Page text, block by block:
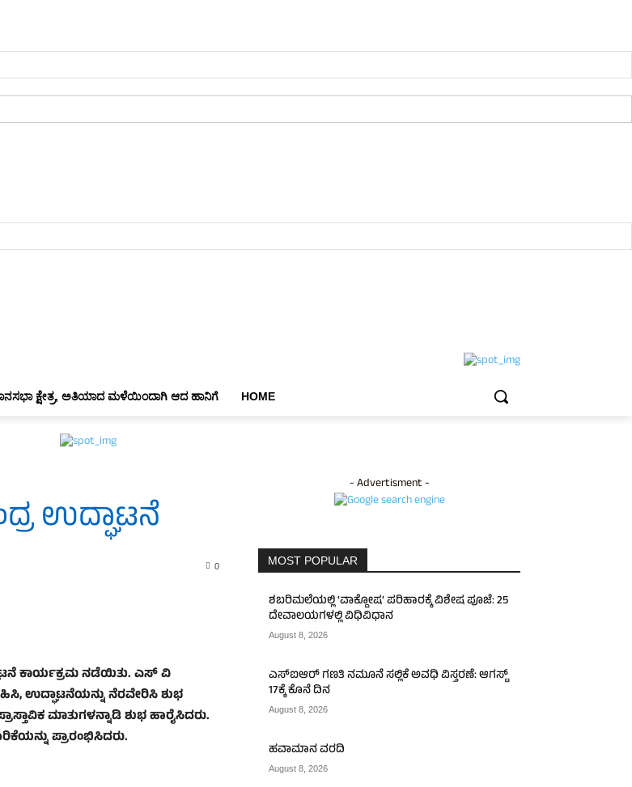
ಕ್ಷೇತ್ರ, ಅತಿಯಾದ ಮಳೆಯಿಂದಾಗಿ ಆದ ಹಾನಿಗೆ HOME
ಉದ್ಘಾಟನೆ
0
ಕಾರ್ಯಕ್ರಮ ನಡೆಯಿತು. ಎಸ್ ‌ವಿ
ಉದ್ಘಾಟನೆಯನ್ನು ನೆರವೇರಿಸಿ ಶುಭ
ಮಾತುಗಳನ್ನಾಡಿ ಶುಭ ಹಾರೈಸಿದರು.
ಪ್ರಾರಂಭಿಸಿದರು.
- Advertisment -
MOST POPULAR
ಶಬರಿಮಲೆಯಲ್ಲಿ ‘ವಾಕ್ದೋಷ’ ಪರಿಹಾರಕ್ಕೆ ವಿಶೇಷ ಪೂಜೆ: 25
ದೇವಾಲಯಗಳಲ್ಲಿ ವಿಧಿವಿಧಾನ
August 8, 2026
ಎಸ್‌ಐಆರ್‌ ಗಣತಿ ನಮೂನೆ ಸಲ್ಲಿಕೆ ಅವಧಿ ವಿಸ್ತರಣೆ: ಆಗಸ್ಟ್
17ಕ್ಕೆ ಕೊನೆ ದಿನ
August 8, 2026
ಹವಾಮಾನ ವರದಿ
August 8, 2026